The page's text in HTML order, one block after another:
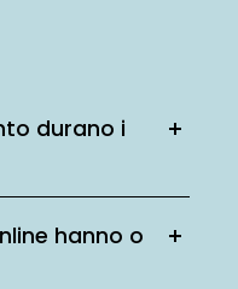
durano i
hanno o